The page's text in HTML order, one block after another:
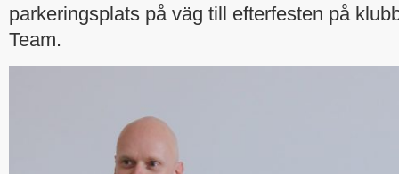
parkeringsplats på väg till efterfesten på
Team.